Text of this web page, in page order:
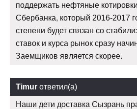
поддержать нефтяные
Сбербанка, который 2016-2017
степени будет связан со
ставок и курса рынок сразу
Заемщиков является скорее.
Timur ответил(а)
Наши дети доставка Сызрань